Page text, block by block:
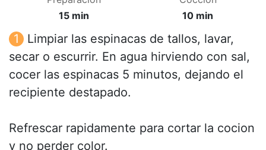
15 min
10 min
Limpiar las espinacas de tallos, lavar,
secar o escurrir. En agua hirviendo con sal,
cocer las espinacas 5 minutos, dejando el
recipiente destapado.
Refrescar rapidamente para cortar la cocion
y no perder color.